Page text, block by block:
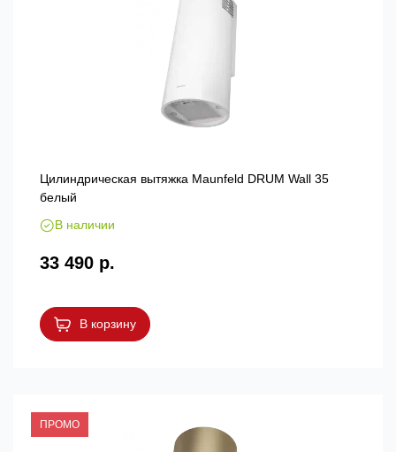
Цилиндрическая вытяжка Maunfeld DRUM Wall 35
белый
В наличии
33 490 р.
В корзину
ПРОМО